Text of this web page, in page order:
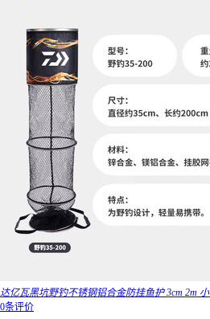
达亿瓦黑坑野钓不锈钢铝合金防挂鱼护 3cm 2m
0条评价